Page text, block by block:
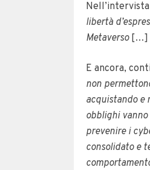
libertà
Metaverso[…]
E ancora,
non
acquistando e
obblighi
prevenire i
consolidato e